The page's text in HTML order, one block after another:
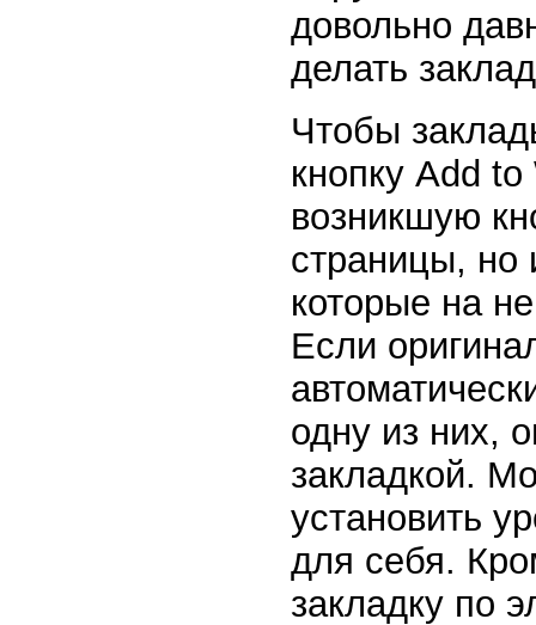
довольно
делать
Чтобы
кнопку Add
возникшую
страницы, но
которые на
Если
одну из них,
закладкой.
установить
для себя.
закладку по